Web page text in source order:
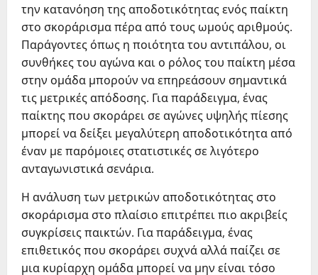
την κατανόηση της αποδοτικότητας ενός παίκτη
στο σκοράρισμα πέρα από τους ωμούς αριθμούς.
Παράγοντες όπως η ποιότητα του αντιπάλου, οι
συνθήκες του αγώνα και ο ρόλος του παίκτη μέσα
στην ομάδα μπορούν να επηρεάσουν σημαντικά
τις μετρικές απόδοσης. Για παράδειγμα, ένας
παίκτης που σκοράρει σε αγώνες υψηλής πίεσης
μπορεί να δείξει μεγαλύτερη αποδοτικότητα από
έναν με παρόμοιες στατιστικές σε λιγότερο
ανταγωνιστικά σενάρια.
Η ανάλυση των μετρικών αποδοτικότητας στο
σκοράρισμα στο πλαίσιο επιτρέπει πιο ακριβείς
συγκρίσεις παικτών. Για παράδειγμα, ένας
επιθετικός που σκοράρει συχνά αλλά παίζει σε
μια κυρίαρχη ομάδα μπορεί να μην είναι τόσο